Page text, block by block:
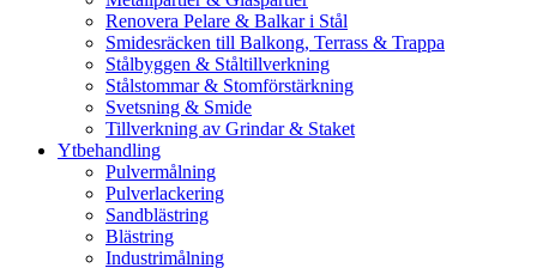
Renovera Pelare & Balkar i Stål
Smidesräcken till Balkong, Terrass & Trappa
Stålbyggen & Ståltillverkning
Stålstommar & Stomförstärkning
Svetsning & Smide
Tillverkning av Grindar & Staket
Ytbehandling
Pulvermålning
Pulverlackering
Sandblästring
Blästring
Industrimålning